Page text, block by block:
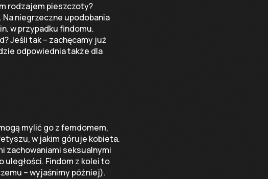
rodzajem pieszczoty?
niegrzeczne upodobania
w przypadku findomu.
Jeśli tak – zachęcamy już
odpowiednia także dla
mylić go z femdomem,
w jakim góruje kobieta.
zachowaniami seksualnymi
uległości. Findom z kolei to
– wyjaśnimy później).